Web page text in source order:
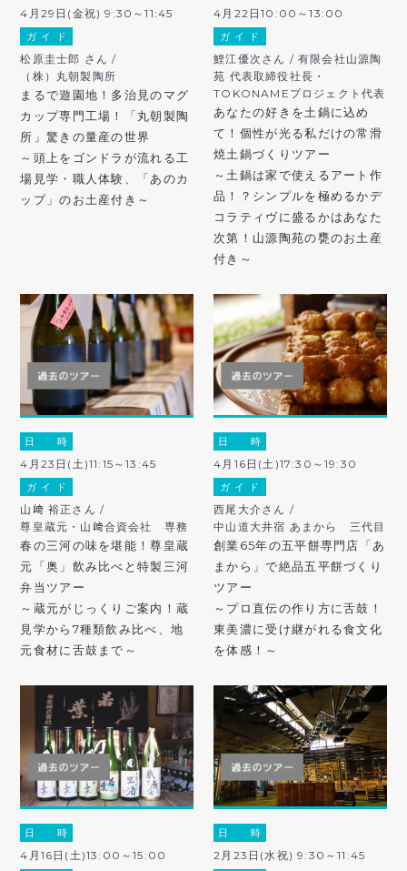
4月29日(金祝) 9:30～11:45
ガ イ ド
松原圭士郎 さん /
（株）丸朝製陶所
まるで遊園地！多治見のマグ
カップ専門工場！「丸朝製陶
所」驚きの量産の世界
～頭上をゴンドラが流れる工
場見学・職人体験、「あのカ
ップ」のお土産付き～
4月22日10:00～13:00
ガ イ ド
鯉江優次さん / 有限会社山源陶
苑 代表取締役社長・
TOKONAMEプロジェクト代表
あなたの好きを土鍋に込め
て！個性が光る私だけの常滑
焼土鍋づくりツアー
～土鍋は家で使えるアート作
品！？シンプルを極めるかデ
コラティヴに盛るかはあなた
次第！山源陶苑の甕のお土産
付き～
日 時
4月23日(土)11:15～13:45
ガ イ ド
山﨑 裕正さん /
尊皇蔵元・山﨑合資会社 専務
春の三河の味を堪能！尊皇蔵
元「奥」飲み比べと特製三河
弁当ツアー
～蔵元がじっくりご案内！蔵
見学から7種類飲み比べ、地
元食材に舌鼓まで～
日 時
4月16日(土)17:30～19:30
ガ イ ド
西尾大介さん /
中山道大井宿 あまから 三代目
創業65年の五平餅専門店「あ
まから」で絶品五平餅づくり
ツアー
～プロ直伝の作り方に舌鼓！
東美濃に受け継がれる食文化
を体感！～
日 時
4月16日(土)13:00～15:00
日 時
2月23日(水祝) 9:30～11:45